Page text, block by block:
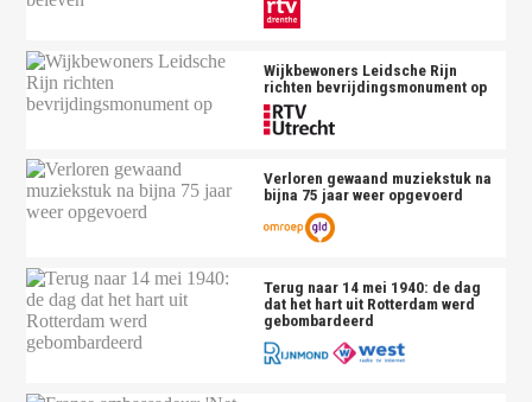
Wijkbewoners Leidsche Rijn
richten bevrijdingsmonument op
Verloren gewaand muziekstuk na
bijna 75 jaar weer opgevoerd
Terug naar 14 mei 1940: de dag
dat het hart uit Rotterdam werd
gebombardeerd